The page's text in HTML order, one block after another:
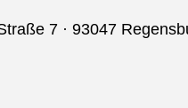
7 · 93047